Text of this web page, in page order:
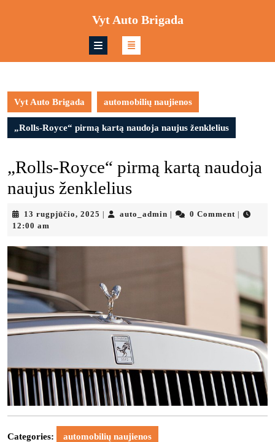
Vyt Auto Brigada
Vyt Auto Brigada automobilių naujienos
„Rolls-Royce“ pirmą kartą naudoja naujus ženklelius
„Rolls-Royce“ pirmą kartą naudoja
naujus ženklelius
13 rugpjūčio, 2025 13
auto_admin auto_admin
0 Comment
12:00 am
Categories: automobilių naujienos